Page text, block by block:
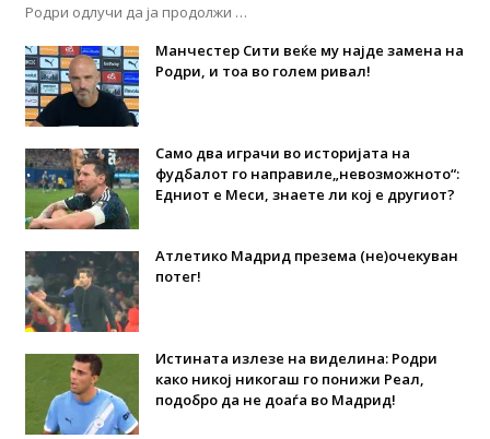
Родри одлучи да ја продолжи …
Манчестер Сити веќе му најде замена на
Родри, и тоа во голем ривал!
Само два играчи во историјата на
фудбалот го направиле„невозможното“:
Едниот е Меси, знаете ли кој е другиот?
Атлетико Мадрид презема (не)очекуван
потег!
Истината излезе на виделина: Родри
како никој никогаш го понижи Реал,
подобро да не доаѓа во Мадрид!